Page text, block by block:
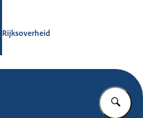
Rijksoverheid